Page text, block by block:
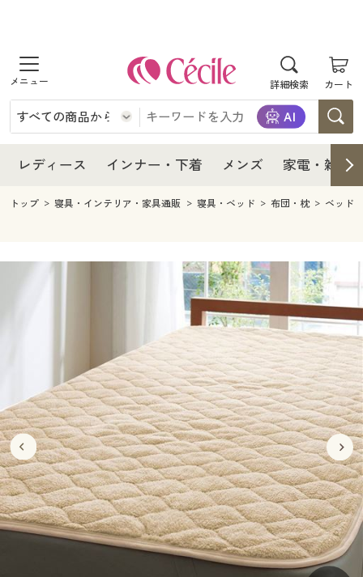
詳細検索 カート
商品を探す
レディース
レディースファッション
インナー・下着
インナー・下着通販すべて
メンズ
キッチン・雑貨・日用品
寝具・インテリア・家具通販すべて
家具・収納
寝具・ベッド
カーテン・ラグ・ファブリック
美容・健康通販すべて
美容・健康・サプリメント
制服・スクール
制服・スクールすべて
制服・学生服
ジュニア・ティーンズ下着
大きいサイズ
大きいサイズ通販すべて
大きいサイズ レディース服
バーゲン
バーゲンセール
詳細検索
レディース インナー・下着 メンズ 家電・雑貨
レディース
レディース通販すべて
レディースファッション
インナー・下着
インナー・下着通販すべて
メンズ
寝具・インテリア・家具通販すべて
寝具・ベッド
カーテン・ラグ・ファブリック
美容・健康・サプリメント
制服・スクールすべて
制服・学生服
ジュニア・ティーンズ下着
大きいサイズ
大きいサイズ通販すべて
大きいサイズ レディース服
大きいサイズ レディース下着
大きいサイズ メンズ
バーゲン
バーゲンセール
シークレットセール
詳細検索
商品カテゴリ一覧
カタログ
トップ 寝具・インテリア・家具通販 寝具・ベッド 布団・枕 ベッド